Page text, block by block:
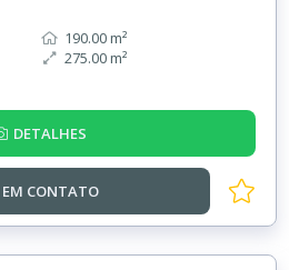
190.00 m²
275.00 m²
DETALHES
CONTATO